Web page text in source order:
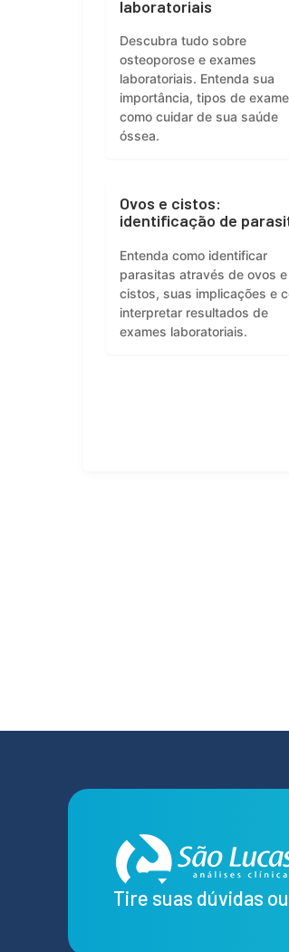
laboratoriais
Descubra tudo sobre
osteoporose e exames
laboratoriais. Entenda sua
importância, tipos de
como cuidar de sua saúde
óssea.
Ovos e cistos:
identificação de
Entenda como identificar
parasitas através de ovos e
cistos, suas implicações e
interpretar resultados de
exames laboratoriais.
Tire suas dúvidas